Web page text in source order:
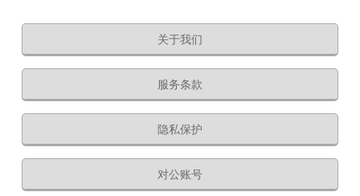
关于我们
服务条款
隐私保护
对公账号